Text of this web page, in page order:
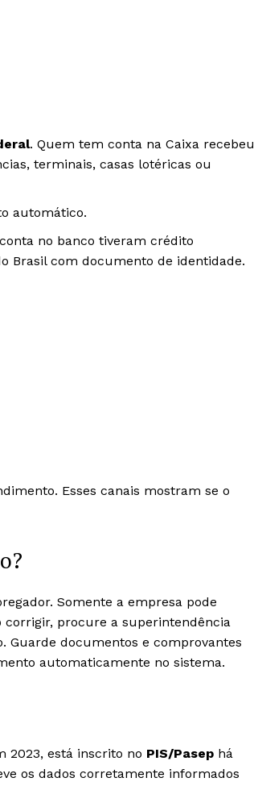
. Quem tem conta na Caixa recebeu
terminais, casas lotéricas ou
automático.
no banco tiveram crédito
Brasil com documento de identidade.
Esses canais mostram se o
Somente a empresa pode
corrigir, procure a superintendência
Guarde documentos e comprovantes
automaticamente no sistema.
2023, está inscrito no PIS/Pasep há
os dados corretamente informados